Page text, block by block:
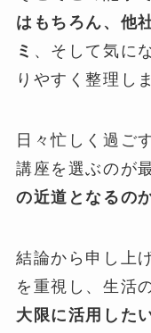
はもちろん、他
ミ 、そして気に
りやすく整理し
日々忙しく過ご
講座を選ぶのが
の近道となるの
結論から申し上
を重視し、生活
大限に活用した